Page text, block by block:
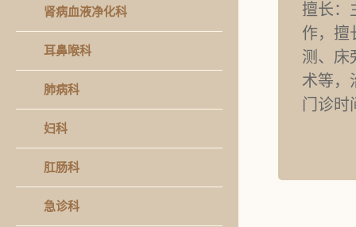
肾病血液净化科
耳鼻喉科
肺病科
妇科
肛肠科
急诊科
擅长：
作，擅
测、床
术等，
门诊时